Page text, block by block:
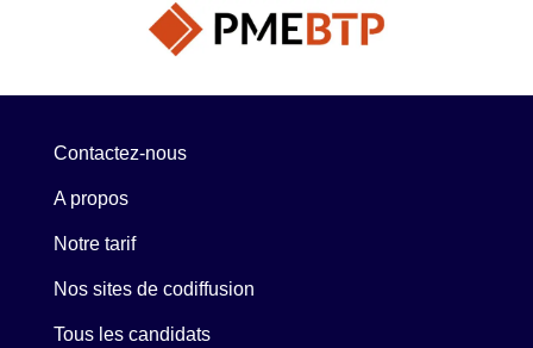
Contactez-nous
A propos
Notre tarif
Nos sites de codiffusion
Tous les candidats